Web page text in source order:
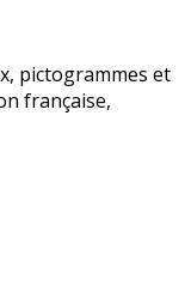
pictogrammes et
française,